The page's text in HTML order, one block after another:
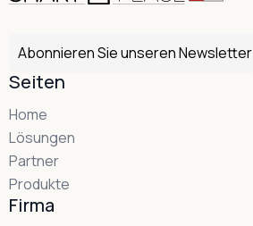
Abonnieren Sie unseren Newsletter
Seiten
Home
Lösungen
Partner
Produkte
Firma